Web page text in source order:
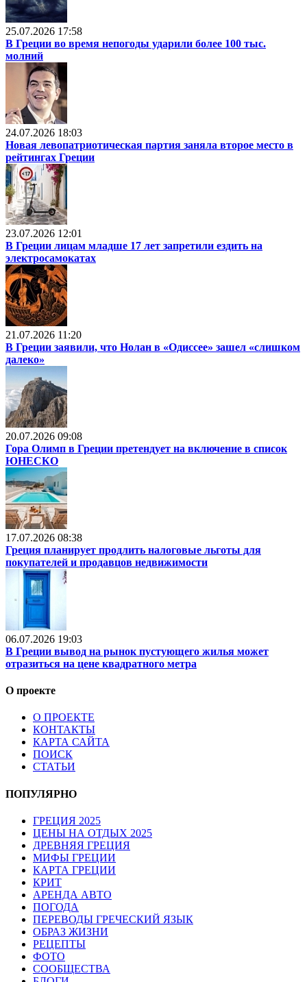
25.07.2026 17:58
В Греции во время непогоды ударили более 100 тыс.
молний
24.07.2026 18:03
Новая левопатриотическая партия заняла второе место в
рейтингах Греции
23.07.2026 12:01
В Греции лицам младше 17 лет запретили ездить на
электросамокатах
21.07.2026 11:20
В Греции заявили, что Нолан в «Одиссее» зашел «слишком
далеко»
20.07.2026 09:08
Гора Олимп в Греции претендует на включение в список
ЮНЕСКО
17.07.2026 08:38
Греция планирует продлить налоговые льготы для
покупателей и продавцов недвижимости
06.07.2026 19:03
В Греции вывод на рынок пустующего жилья может
отразиться на цене квадратного метра
О проекте
О ПРОЕКТЕ
КОНТАКТЫ
КАРТА САЙТА
ПОИСК
СТАТЬИ
ПОПУЛЯРНО
ГРЕЦИЯ 2025
ЦЕНЫ НА ОТДЫХ 2025
ДРЕВНЯЯ ГРЕЦИЯ
МИФЫ ГРЕЦИИ
КАРТА ГРЕЦИИ
КРИТ
АРЕНДА АВТО
ПОГОДА
ПЕРЕВОДЫ ГРЕЧЕСКИЙ ЯЗЫК
ОБРАЗ ЖИЗНИ
РЕЦЕПТЫ
ФОТО
СООБЩЕСТВА